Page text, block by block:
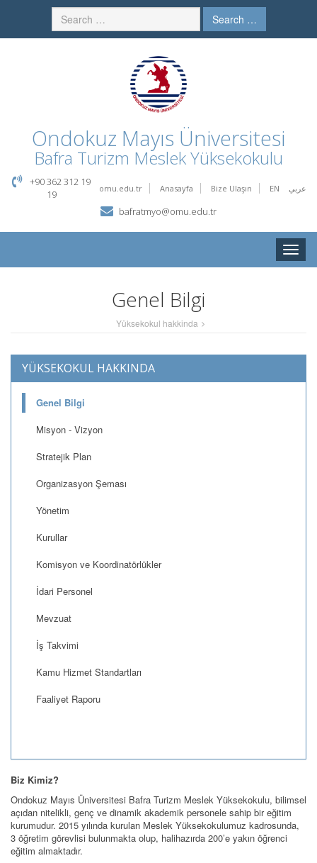
Search …
Ondokuz Mayıs Üniversitesi
Bafra Turizm Meslek Yüksekokulu
omu.edu.tr Anasayfa Bize Ulaşın EN عربي
+90 362 312 19
19
bafratmyo@omu.edu.tr
Toggle
Genel Bilgi
Yüksekokul hakkinda
YÜKSEKOKUL HAKKINDA
Genel Bilgi
Misyon - Vizyon
Stratejik Plan
Organizasyon Şeması
Yönetim
Kurullar
Komisyon ve Koordinatörlükler
İdari Personel
Mevzuat
İş Takvimi
Kamu Hizmet Standartları
Faaliyet Raporu
Biz Kimiz?
Ondokuz Mayıs Üniversitesi Bafra Turizm Meslek Yüksekokulu, bilimsel
açıdan nitelikli, genç ve dinamik akademik personele sahip bir eğitim
kurumudur. 2015 yılında kurulan Meslek Yüksekokulumuz kadrosunda,
3 öğretim görevlisi bulunmakta olup, halihazırda 200’e yakın öğrenci
eğitim almaktadır.